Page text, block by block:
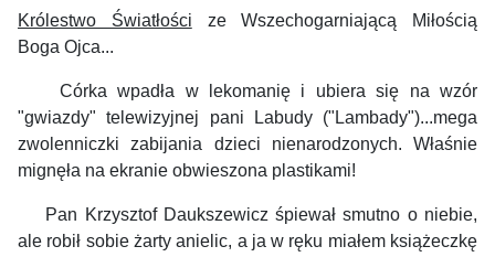
Królestwo Światłości ze Wszechogarniającą Miłością
Boga Ojca...
Córka wpadła w lekomanię i ubiera się na wzór
"gwiazdy" telewizyjnej pani Labudy ("Lambady")...mega
zwolenniczki zabijania dzieci nienarodzonych. Właśnie
mignęła na ekranie obwieszona plastikami!
Pan Krzysztof Daukszewicz śpiewał smutno o niebie,
ale robił sobie żarty anielic, a ja w ręku miałem książeczkę